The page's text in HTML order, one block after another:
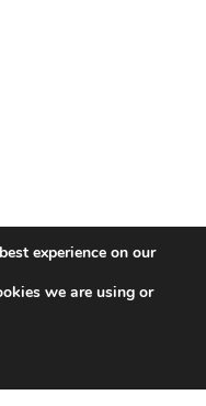
experience on our
we are using or